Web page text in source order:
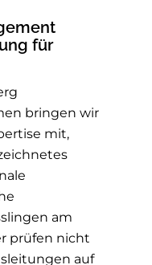
für
bringen wir
mit,
am
prüfen nicht
auf